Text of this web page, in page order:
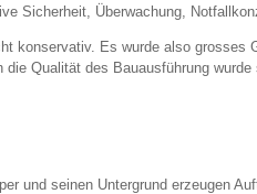
Sicherheit, Überwachung,
konservativ. Es wurde also
Qualität des Bauausführung wurde
und seinen Untergrund erzeugen